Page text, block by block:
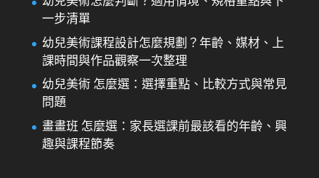
一步清單
幼兒美術課程設計怎麼規劃？年齡、媒材、上
課時間與作品觀察一次整理
幼兒美術 怎麼選：選擇重點、比較方式與常見
問題
畫畫班 怎麼選：家長選課前最該看的年齡、興
趣與課程節奏